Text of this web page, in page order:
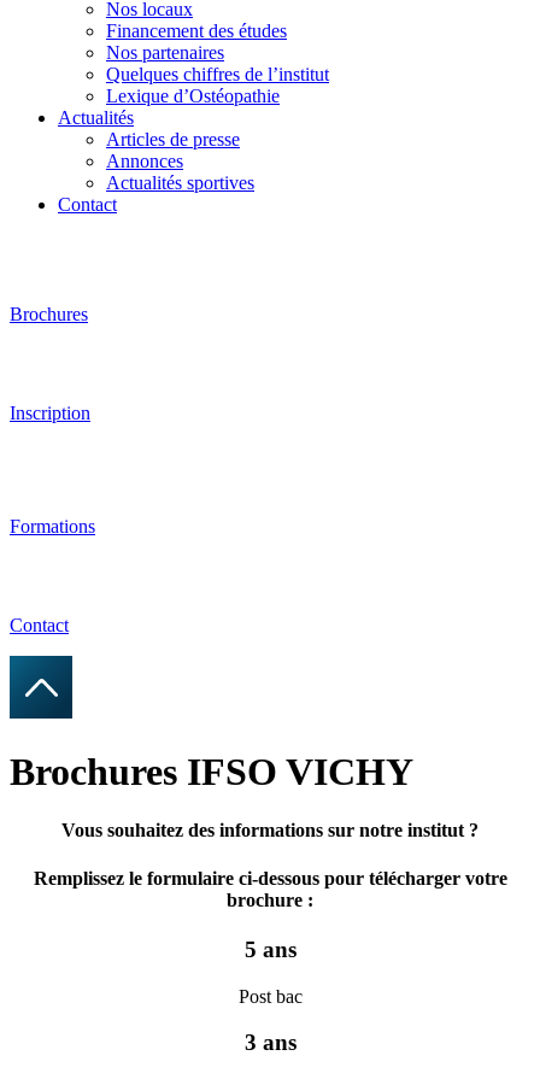
Nos locaux
Financement des études
Nos partenaires
Quelques chiffres de l’institut
Lexique d’Ostéopathie
Actualités
Articles de presse
Annonces
Actualités sportives
Contact
Brochures
Inscription
Formations
Contact
Brochures IFSO VICHY
Vous souhaitez des informations sur notre institut ?
Remplissez le formulaire ci-dessous pour télécharger votre
brochure :
5 ans
Post bac
3 ans